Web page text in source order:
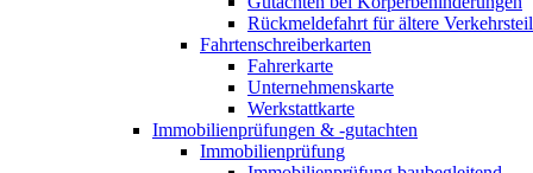
Rückmeldefahrt für ältere
Fahrtenschreiberkarten
Fahrerkarte
Unternehmenskarte
Werkstattkarte
Immobilienprüfungen & -gutachten
Immobilienprüfung